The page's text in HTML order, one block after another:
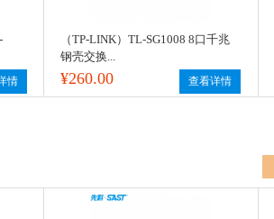
情
（TP-LINK）TL-SG1008 8口千兆
钢壳交换...
¥260.00 查看详情